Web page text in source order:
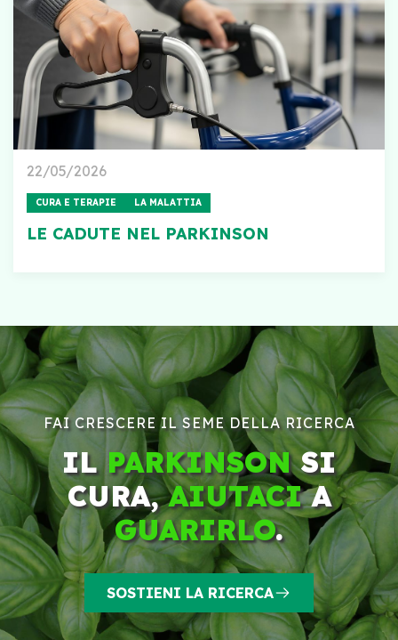
22/05/2026
CURA E TERAPIE LA MALATTIA
LE CADUTE NEL PARKINSON
FAI CRESCERE IL SEME DELLA RICERCA
ILPARKINSONSI
CURA,AIUTACIA
GUARIRLO.
SOSTIENI LA RICERCA